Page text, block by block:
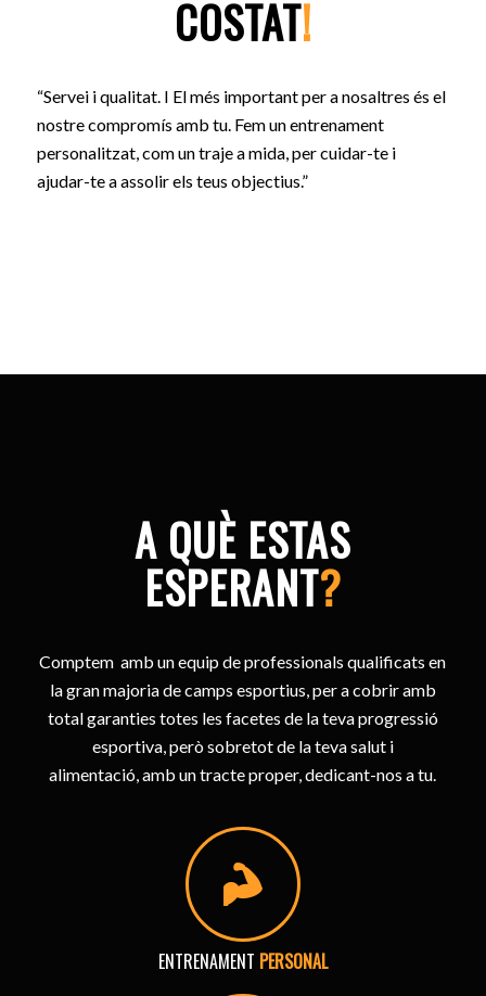
COSTAT!
“Servei i qualitat. I El més important per a nosaltres és el
nostre compromís amb tu. Fem un entrenament
personalitzat, com un traje a mida, per cuidar-te i
ajudar-te a assolir els teus objectius.”
A QUÈ ESTAS
ESPERANT?
Comptem amb un equip de professionals qualificats en
la gran majoria de camps esportius, per a cobrir amb
total garanties totes les facetes de la teva progressió
esportiva, però sobretot de la teva salut i
alimentació, amb un tracte proper, dedicant-nos a tu.
ENTRENAMENT PERSONAL